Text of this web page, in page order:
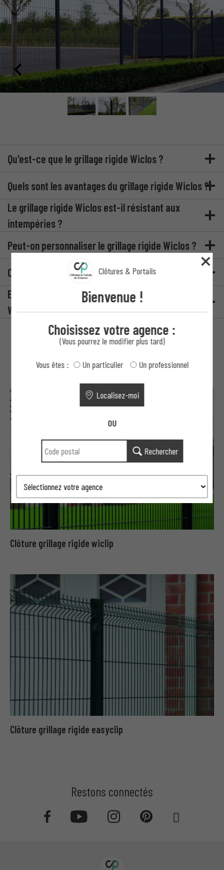
Qu'est-ce que le grillage rigide Wiclos ?
Quels sont les avantages du grillage rigide Wiclos ?
Le grillage rigide Wiclos est-il résistant aux
intempéries ?
Peut-on personnaliser le grillage rigide Wiclos ?
Comment entretenir le grillage rigide Wiclos ?
En quelles tailles et couleurs le grillage rigide
Wiclos est-il disponible ?
Suggestions
Clôture grillage rigide wiclip
Clôture grillage rigide easyclip
Restons connectés
Clôtures & Portails
Bienvenue !
Choisissez votre agence :
(Vous pourrez le modifier plus tard)
Vous êtes : Un particulier Un professionnel
Localisez-moi
OU
Rechercher